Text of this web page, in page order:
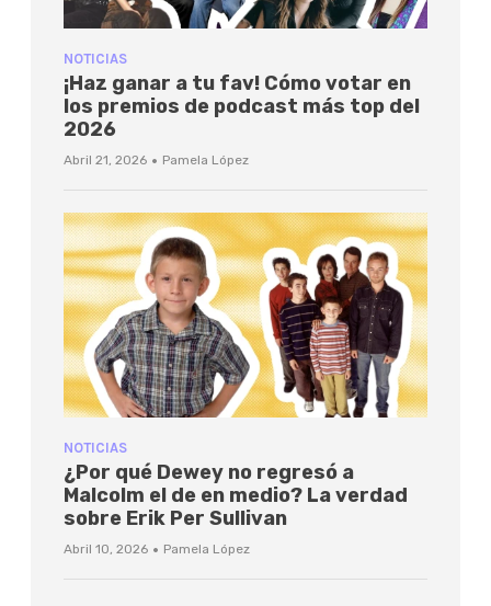
NOTICIAS
¡Haz ganar a tu fav! Cómo votar en
los premios de podcast más top del
2026
Abril 21, 2026 · Pamela López
NOTICIAS
¿Por qué Dewey no regresó a
Malcolm el de en medio? La verdad
sobre Erik Per Sullivan
Abril 10, 2026 · Pamela López